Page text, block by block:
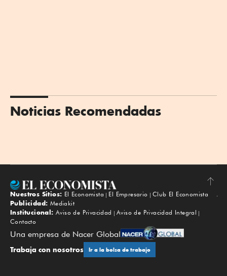
Noticias Recomendadas
Subir
Nuestros Sitios: El Economista El Empresario
Club El Economista
Publicidad: Mediakit
Institucional: Aviso de Privacidad
Aviso de Privacidad Integral
Contacto
Una empresa de Nacer Global
Trabaja con nosotros Ir a la bolsa de trabajo